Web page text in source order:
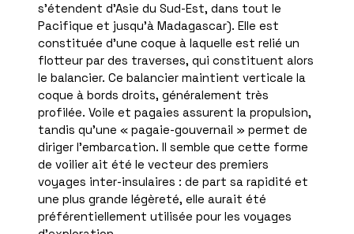
s’étendent d’Asie du Sud-Est, dans tout le
Pacifique et jusqu’à Madagascar). Elle est
constituée d’une coque à laquelle est relié un
flotteur par des traverses, qui constituent alors
le balancier. Ce balancier maintient verticale la
coque à bords droits, généralement très
profilée. Voile et pagaies assurent la propulsion,
tandis qu’une « pagaie-gouvernail » permet de
diriger l’embarcation. Il semble que cette forme
de voilier ait été le vecteur des premiers
voyages inter-insulaires : de part sa rapidité et
une plus grande légèreté, elle aurait été
préférentiellement utilisée pour les voyages